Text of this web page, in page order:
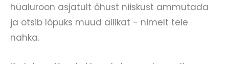
hüaluroon asjatult õhust niiskust ammutada
ja otsib lõpuks muud allikat - nimelt teie
nahka.